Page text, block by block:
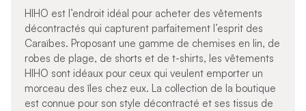
HIHO est l’endroit idéal pour acheter des vêtements
décontractés qui capturent parfaitement l’esprit des
Caraïbes. Proposant une gamme de chemises en lin, de
robes de plage, de shorts et de t-shirts, les vêtements
HIHO sont idéaux pour ceux qui veulent emporter un
morceau des îles chez eux. La collection de la boutique
est connue pour son style décontracté et ses tissus de